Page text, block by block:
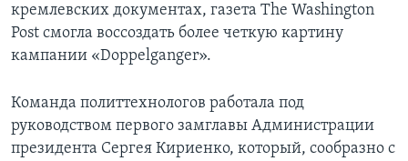
кремлевских документах, газета The Washington
Post смогла воссоздать более четкую картину
кампании «Doppelganger».
Команда политтехнологов работала под
руководством первого замглавы Администрации
президента Сергея Кириенко, который, сообразно с